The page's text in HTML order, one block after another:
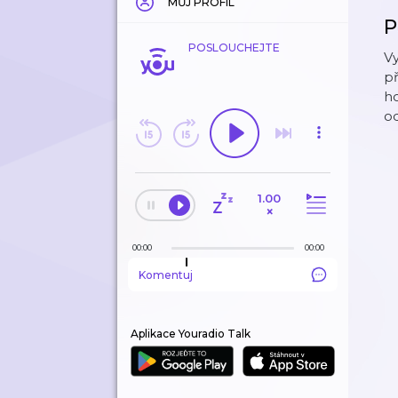
POSLOUCHEJTE
1.00
×
00:00 00:00
Komentuj
Aplikace Youradio Talk